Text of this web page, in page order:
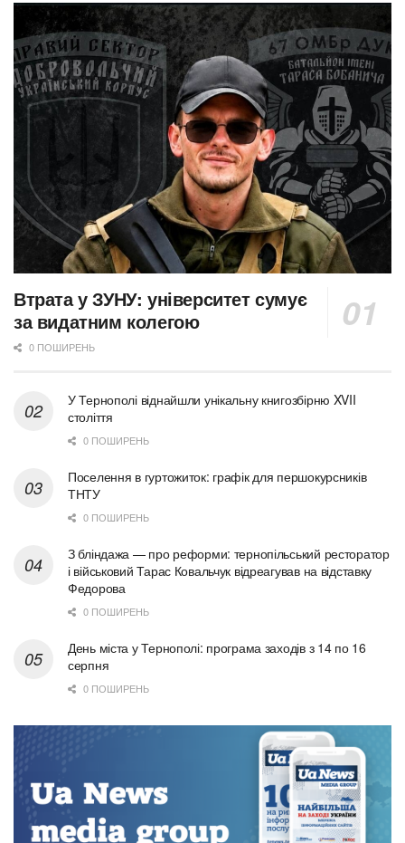
Втрата у ЗУНУ: університет сумує
за видатним колегою
0 ПОШИРЕНЬ
У Тернополі віднайшли унікальну книгозбірню XVII
століття
0 ПОШИРЕНЬ
Поселення в гуртожиток: графік для першокурсників
ТНТУ
0 ПОШИРЕНЬ
З бліндажа — про реформи: тернопільський ресторатор
і військовий Тарас Ковальчук відреагував на відставку
Федорова
0 ПОШИРЕНЬ
День міста у Тернополі: програма заходів з 14 по 16
серпня
0 ПОШИРЕНЬ